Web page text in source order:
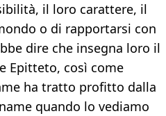
il loro carattere, il
o di rapportarsi con
dire che insegna loro il
Epitteto, così come
ha tratto profitto dalla
quando lo vediamo